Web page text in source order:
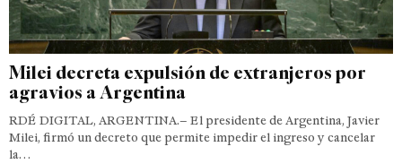
Milei decreta expulsión de extranjeros por
agravios a Argentina
RDÉ DIGITAL, ARGENTINA.– El presidente de Argentina, Javier
Milei, firmó un decreto que permite impedir el ingreso y cancelar
la…